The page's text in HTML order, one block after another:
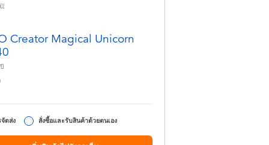
Creator Magical Unicorn
ปี
ดส่ง สั่งซื้อและรับสินค้าด้วยตนเอง